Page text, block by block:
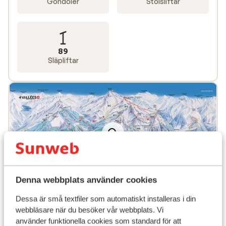
Denna webbplats använder cookies
Dessa är små textfiler som automatiskt installeras i din
webbläsare när du besöker vår webbplats. Vi
använder funktionella cookies som standard för att
89
Släpliftar
Populära boenden